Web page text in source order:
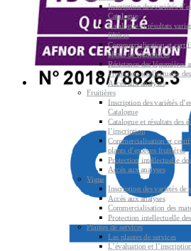
Inscription des variétés
Catalogue
Catalogue et résultats
filières
Commercialisation et
plants de légumières
Résistance des légumières
Protection intellectuelle
Accès aux analyses
Fruitières
Inscription des variétés
Catalogue
Catalogue et résultats des
l’inscription
Commercialisation et
plants d’espèces fruitières
Protection intellectuelle
Accès aux analyses
Vigne
Inscription des variétés de
Accès aux analyses
Commercialisation des
Protection intellectuelle
Plantes de services
Les plantes de services
L’évaluation et